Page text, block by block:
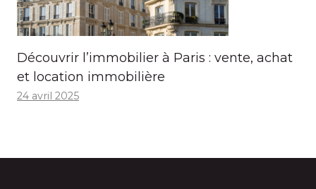
Découvrir l’immobilier à Paris : vente, achat
et location immobilière
24 avril 2025